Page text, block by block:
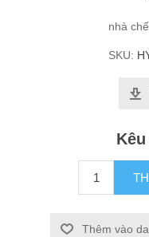
nhà
SKU:
Thêm vào